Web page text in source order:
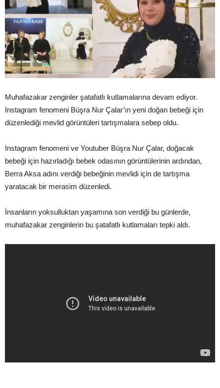
Muhafazakar zenginler şatafatlı kutlamalarına devam ediyor.
Instagram fenomeni Büşra Nur Çalar’ın yeni doğan bebeği için
düzenlediği mevlid görüntüleri tartışmalara sebep oldu.
Instagram fenomeni ve Youtuber Büşra Nur Çalar, doğacak
bebeği için hazırladığı bebek odasının görüntülerinin ardından,
Berra Aksa adını verdiği bebeğinin mevlidi için de tartışma
yaratacak bir merasim düzenledi.
İnsanların yoksulluktan yaşamına son verdiği bu günlerde,
muhafazakar zenginlerin bu şatafatlı kutlamaları tepki aldı.